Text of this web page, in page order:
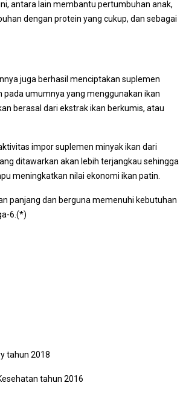
antara lain membantu pertumbuhan anak,
dengan protein yang cukup, dan sebagai
juga berhasil menciptakan suplemen
pada umumnya yang menggunakan ikan
berasal dari ekstrak ikan berkumis, atau
impor suplemen minyak ikan dari
ditawarkan akan lebih terjangkau sehingga
meningkatkan nilai ekonomi ikan patin.
panjang dan berguna memenuhi kebutuhan
6.(*)
tahun 2018
tahun 2016